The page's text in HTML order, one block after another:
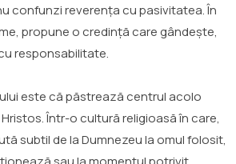
confunzi reverența cu pasivitatea. În
propune o credință care gândește,
responsabilitate.
este că păstrează centrul acolo
Într-o cultură religioasă în care,
subtil de la Dumnezeu la omul folosit,